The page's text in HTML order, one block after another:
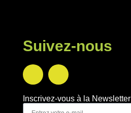
Suivez-nous
Inscrivez-vous à la Newsletter